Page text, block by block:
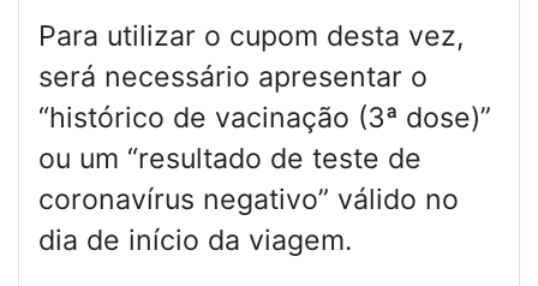
Para utilizar o cupom desta vez,
será necessário apresentar o
“histórico de vacinação (3ª dose)”
ou um “resultado de teste de
coronavírus negativo” válido no
dia de início da viagem.